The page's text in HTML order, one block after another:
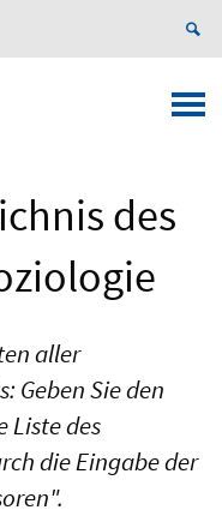
des
aller
Geben Sie den
Liste des
die Eingabe der